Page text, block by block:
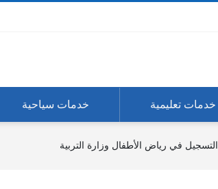
خدمات تعليمية خدمات سياحية
التسجيل في رياض الأطفال وزارة التربية